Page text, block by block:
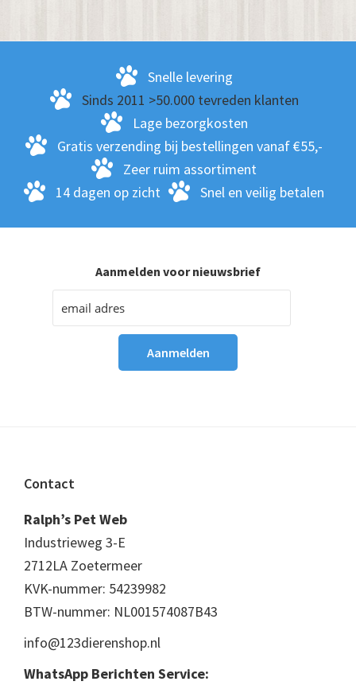
Snelle levering
Sinds 2011 >50.000 tevreden klanten
Lage bezorgkosten
Gratis verzending bij bestellingen vanaf €55,-
Zeer ruim assortiment
14 dagen op zicht
Snel en veilig betalen
Aanmelden voor nieuwsbrief
Footer
Contact
Ralph’s Pet Web
Industrieweg 3-E
2712LA Zoetermeer
KVK-nummer: 54239982
BTW-nummer: NL001574087B43
info@123dierenshop.nl
WhatsApp Berichten Service: